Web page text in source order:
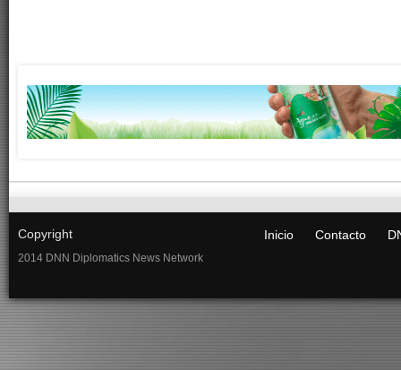
Copyright
2014 DNN Diplomatics News Network
Inicio Contacto